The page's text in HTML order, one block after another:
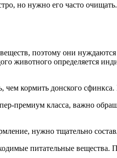
но нужно его часто
поэтому они нуждаются
животного определяется
кормить донского
премиум класса, важно
нужно тщательно
питательные вещества.